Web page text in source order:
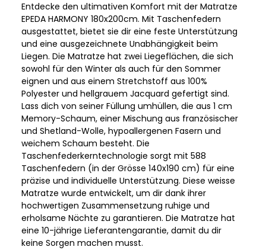
Entdecke den ultimativen Komfort mit der Matratze
EPEDA HARMONY 180x200cm. Mit Taschenfedern
ausgestattet, bietet sie dir eine feste Unterstützung
und eine ausgezeichnete Unabhängigkeit beim
Liegen. Die Matratze hat zwei Liegeflächen, die sich
sowohl für den Winter als auch für den Sommer
eignen und aus einem Stretchstoff aus 100%
Polyester und hellgrauem Jacquard gefertigt sind.
Lass dich von seiner Füllung umhüllen, die aus 1 cm
Memory-Schaum, einer Mischung aus französischer
und Shetland-Wolle, hypoallergenen Fasern und
weichem Schaum besteht. Die
Taschenfederkerntechnologie sorgt mit 588
Taschenfedern (in der Grösse 140x190 cm) für eine
präzise und individuelle Unterstützung. Diese weisse
Matratze wurde entwickelt, um dir dank ihrer
hochwertigen Zusammensetzung ruhige und
erholsame Nächte zu garantieren. Die Matratze hat
eine 10-jährige Lieferantengarantie, damit du dir
keine Sorgen machen musst.